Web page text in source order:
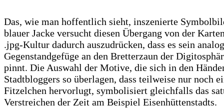
Das, wie man hoffentlich sieht, inszenierte
blauer Jacke versucht diesen Übergang von der
.jpg-Kultur dadurch auszudrücken, dass es sein
Gegenstandgefüge an den Bretterzaun der
pinnt. Die Auswahl der Motive, die sich in den
Stadtbloggers so überlagen, dass teilweise nur noch
Fitzelchen hervorlugt, symbolisiert gleichfalls das
Verstreichen der Zeit am Beispiel Eisenhüttenstadts.